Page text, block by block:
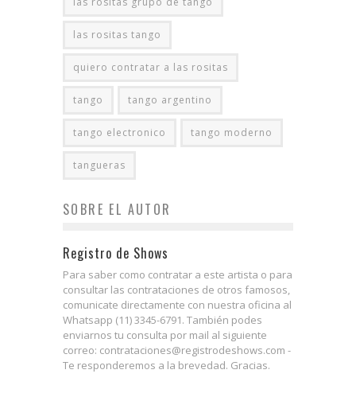
las rositas tango
quiero contratar a las rositas
tango tango argentino
tango electronico tango moderno
tangueras
SOBRE EL AUTOR
Registro de Shows
Para saber como contratar a este artista o para
consultar las contrataciones de otros famosos,
comunicate directamente con nuestra oficina al
Whatsapp (11) 3345-6791. También podes
enviarnos tu consulta por mail al siguiente
correo: contrataciones@registrodeshows.com -
Te responderemos a la brevedad. Gracias.